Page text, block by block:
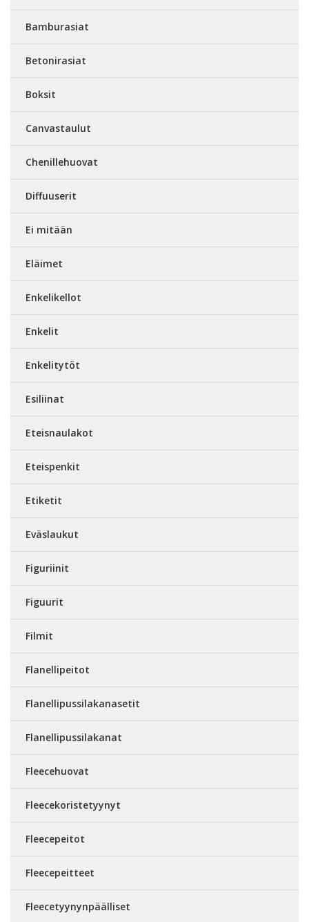
Bamburasiat
Betonirasiat
Boksit
Canvastaulut
Chenillehuovat
Diffuuserit
Ei mitään
Eläimet
Enkelikellot
Enkelit
Enkelitytöt
Esiliinat
Eteisnaulakot
Eteispenkit
Etiketit
Eväslaukut
Figuriinit
Figuurit
Filmit
Flanellipeitot
Flanellipussilakanasetit
Flanellipussilakanat
Fleecehuovat
Fleecekoristetyynyt
Fleecepeitot
Fleecepeitteet
Fleecetyynynpäälliset